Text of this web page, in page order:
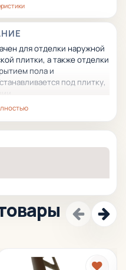
для отделки наружной
плитки, а также отделки
пола и
под плитку,